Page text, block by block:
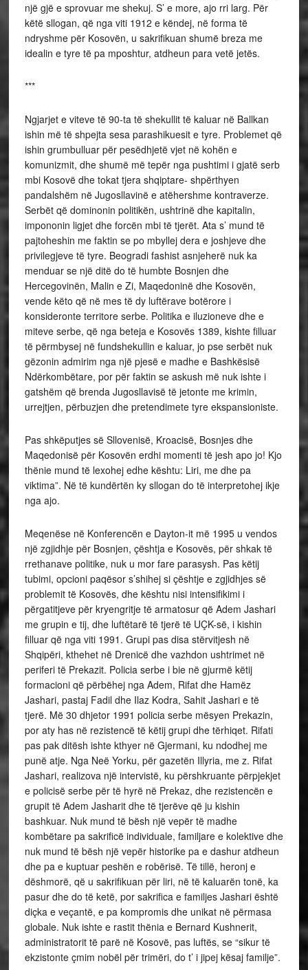
një gjë e sprovuar me shekuj. S’ e more, ajo rri larg. Për
këtë sllogan, që nga viti 1912 e këndej, në forma të
ndryshme për Kosovën, u sakrifikuan shumë breza me
idealin e tyre të pa mposhtur, atdheun para vetë jetës.
***
Ngjarjet e viteve të 90-ta të shekullit të kaluar në Ballkan
ishin më të shpejta sesa parashikuesit e tyre. Problemet që
ishin grumbulluar për pesëdhjetë vjet në kohën e
komunizmit, dhe shumë më tepër nga pushtimi i gjatë serb
mbi Kosovë dhe tokat tjera shqiptare- shpërthyen
pandalshëm në Jugosllavinë e atëhershme kontraverze.
Serbët që dominonin politikën, ushtrinë dhe kapitalin,
impononin ligjet dhe forcën mbi të tjerët. Ata s’ mund të
pajtoheshin me faktin se po mbyllej dera e joshjeve dhe
privilegjeve të tyre. Beogradi fashist asnjeherë nuk ka
menduar se një ditë do të humbte Bosnjen dhe
Hercegovinën, Malin e Zi, Maqedoninë dhe Kosovën,
vende këto që në mes të dy luftërave botërore i
konsideronte territore serbe. Politika e iluzioneve dhe e
miteve serbe, që nga beteja e Kosovës 1389, kishte filluar
të përmbysej në fundshekullin e kaluar, jo pse serbët nuk
gëzonin admirim nga një pjesë e madhe e Bashkësisë
Ndërkombëtare, por për faktin se askush më nuk ishte i
gatshëm që brenda Jugosllavisë të jetonte me krimin,
urrejtjen, përbuzjen dhe pretendimete tyre ekspansioniste.
Pas shkëputjes së Sllovenisë, Kroacisë, Bosnjes dhe
Maqedonisë për Kosovën erdhi momenti të jesh apo jo! Kjo
thënie mund të lexohej edhe kështu: Liri, me dhe pa
viktima”. Në të kundërtën ky sllogan do të interpretohej ikje
nga ajo.
Meqenëse në Konferencën e Dayton-it më 1995 u vendos
një zgjidhje për Bosnjen, çështja e Kosovës, për shkak të
rrethanave politike, nuk u mor fare parasysh. Pas këtij
tubimi, opcioni paqësor s’shihej si çështje e zgjidhjes së
problemit të Kosovës, dhe kështu nisi intensifikimi i
përgatitjeve për kryengritje të armatosur që Adem Jashari
me grupin e tij, dhe luftëtarë të tjerë të UÇK-së, i kishin
filluar që nga viti 1991. Grupi pas disa stërvitjesh në
Shqipëri, kthehet në Drenicë dhe vazhdon ushtrimet në
periferi të Prekazit. Policia serbe i bie në gjurmë këtij
formacioni që përbëhej nga Adem, Rifat dhe Hamëz
Jashari, pastaj Fadil dhe Ilaz Kodra, Sahit Jashari e të
tjerë. Më 30 dhjetor 1991 policia serbe mësyen Prekazin,
por aty has në rezistencë të këtij grupi dhe tërhiqet. Rifati
pas pak ditësh ishte kthyer në Gjermani, ku ndodhej me
punë atje. Nga Neë Yorku, për gazetën Illyria, me z. Rifat
Jashari, realizova një intervistë, ku përshkruante përpjekjet
e policisë serbe për të hyrë në Prekaz, dhe rezistencën e
grupit të Adem Jasharit dhe të tjerëve që ju kishin
bashkuar. Nuk mund të bësh një vepër të madhe
kombëtare pa sakrificë individuale, familjare e kolektive dhe
nuk mund të bësh një vepër historike pa e dashur atdheun
dhe pa e kuptuar peshën e robërisë. Të tillë, heronj e
dëshmorë, që u sakrifikuan për liri, në të kaluarën tonë, ka
pasur dhe do të ketë, por sakrifica e familjes Jashari është
diçka e veçantë, e pa kompromis dhe unikat në përmasa
globale. Nuk ishte e rastit thënia e Bernard Kushnerit,
administratorit të parë në Kosovë, pas luftës, se “sikur të
ekzistonte çmim nobël për trimëri, do t’ i jipej kësaj familje”.